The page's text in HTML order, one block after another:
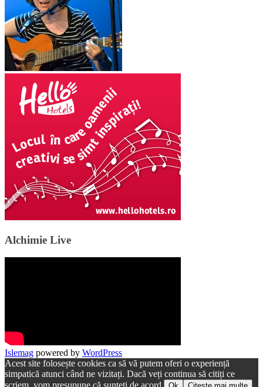
Alchimie Live
Islemag powered by WordPress
Acest site folosește cookies ca să vă putem oferi o experiență
simpatică atunci când ne vizitați. Dacă veți continua să citiți ce